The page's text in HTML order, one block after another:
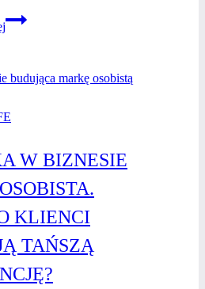
Zrób
siebie
siebie
–
akcji
„TAK!
SuperWoman”.
W BIZNESIE
KLIENCI
TAŃSZĄ